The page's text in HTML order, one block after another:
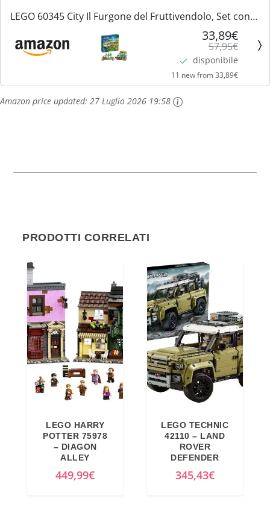
LEGO 60345 City Il Furgone del Fruttivendolo, Set con
Camion Giocattolo, Fattoria Mobile e Minifigure, Giochi
per Bambini dai 5 Anni in su
33,89€
57,95€
disponibile
11 new from 33,89€
Amazon price updated: 27 Luglio 2026 19:58
PRODOTTI CORRELATI
LEGO HARRY
POTTER 75978
– DIAGON
ALLEY
449,99€
LEGO TECHNIC
42110 – LAND
ROVER
DEFENDER
345,43€